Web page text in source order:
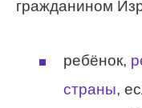
гражданином
ребёнок,
страны,